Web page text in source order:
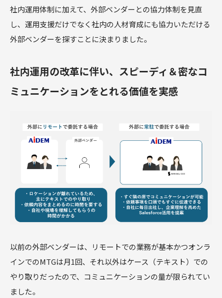
社内運用体制に加えて、外部ベンダーとの協力体制を見直
し、運用支援だけでなく社内の人材育成にも協力いただける
外部ベンダーを探すことに決まりました。
社内運用の改革に伴い、スピーディ＆密なコ
ミュニケーションをとれる価値を実感
以前の外部ベンダーは、リモートでの業務が基本かつオンラ
インでのMTGは月1回、それ以外はケース（テキスト）での
やり取りだったので、コミュニケーションの量が限られてい
ました。